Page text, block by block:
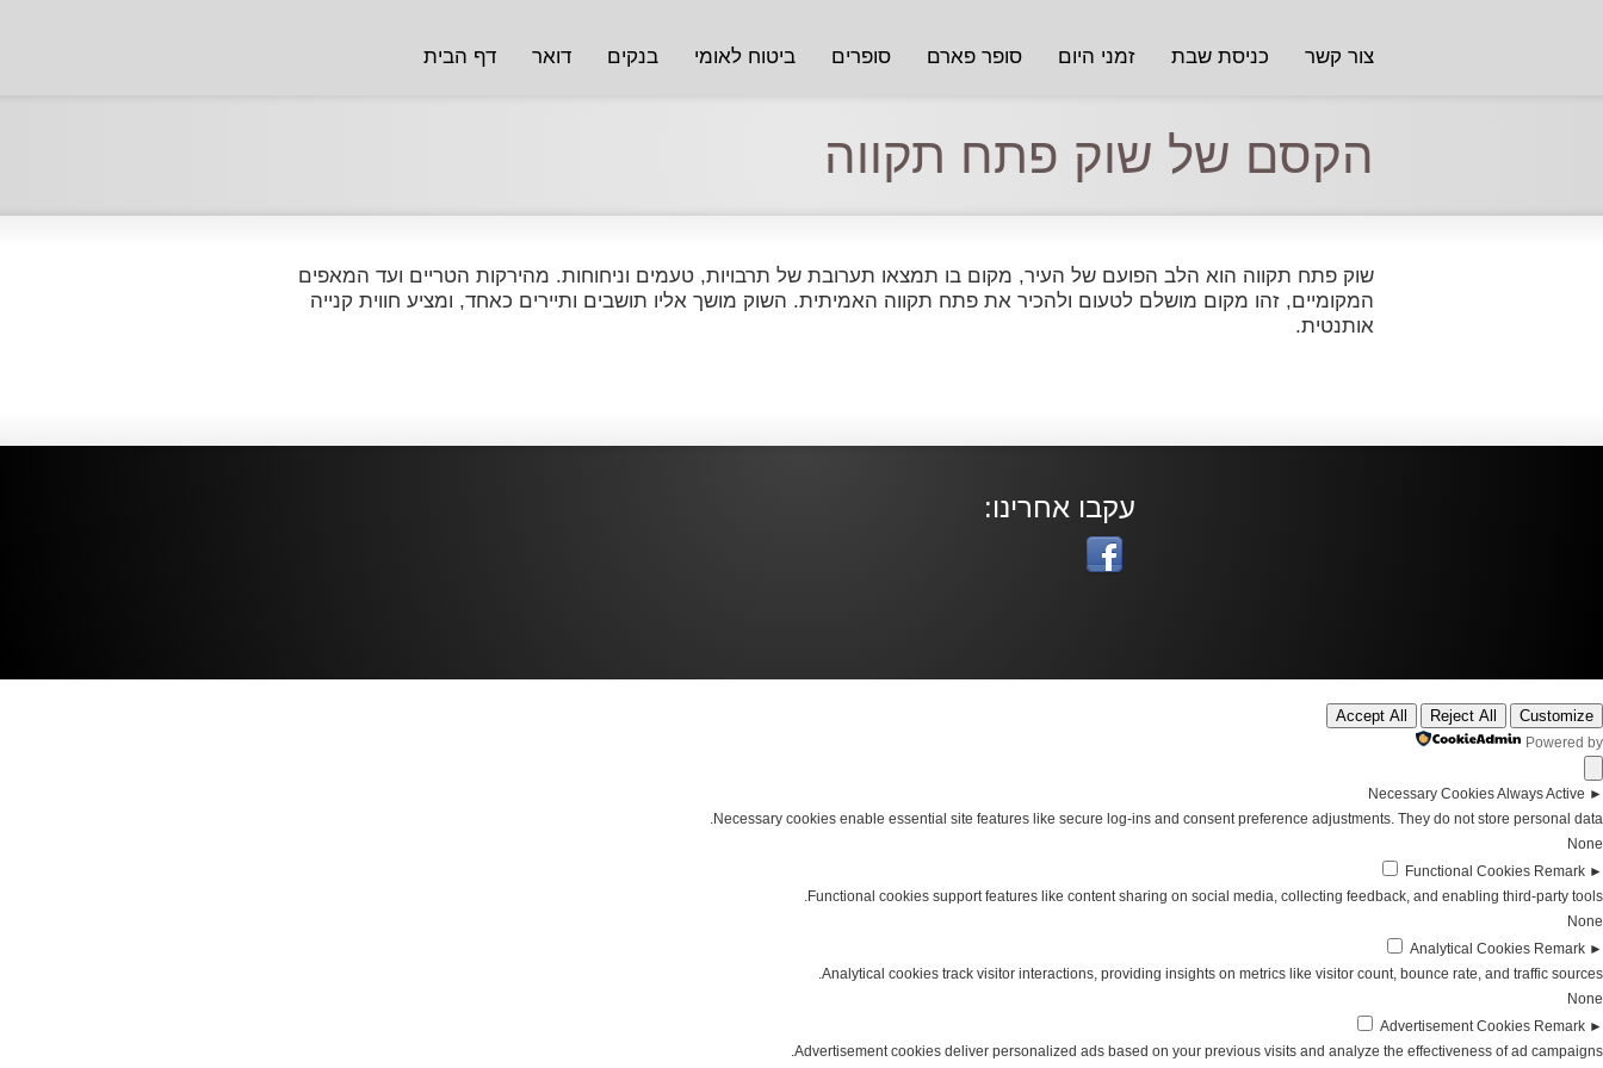
דף הבית דואר בנקים ביטוח לאומי סופרים סופר פארם זמני היום כניסת שבת צור קשר
הקסם של שוק פתח תקווה
שוק פתח תקווה הוא הלב הפועם של העיר, מקום בו תמצאו תערובת של תרבויות, טעמים וניחוחות. מהירקות הטריים ועד המאפים
המקומיים, זהו מקום מושלם לטעום ולהכיר את פתח תקווה האמיתית. השוק מושך אליו תושבים ותיירים כאחד, ומציע חווית קנייה
אותנטית.
עקבו אחרינו:
Customize
Reject All
Accept All
Powered by
►
Necessary CookiesAlways Active
Necessary cookies enable essential site features like secure log-ins and consent preference adjustments. They do not store personal data.
None
►
Functional Cookies Remark
Functional cookies support features like content sharing on social media, collecting feedback, and enabling third-party tools.
None
►
Analytical Cookies Remark
Analytical cookies track visitor interactions, providing insights on metrics like visitor count, bounce rate, and traffic sources.
None
►
Advertisement Cookies Remark
Advertisement cookies deliver personalized ads based on your previous visits and analyze the effectiveness of ad campaigns.